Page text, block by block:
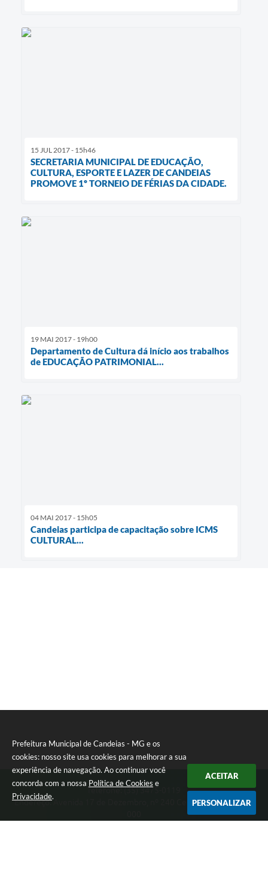
Prefeitura Municipal de Candeias - MG e os
cookies: nosso site usa cookies para melhorar a sua
experiência de navegação. Ao continuar você
concorda com a nossa Política de Cookies e
Privacidade.
ACEITAR
PERSONALIZAR
15 JUL 2017 - 15h46
SECRETARIA MUNICIPAL DE EDUCAÇÃO,
CULTURA, ESPORTE E LAZER DE CANDEIAS
PROMOVE 1º TORNEIO DE FÉRIAS DA CIDADE.
19 MAI 2017 - 19h00
Departamento de Cultura dá início aos trabalhos
de EDUCAÇÃO PATRIMONIAL...
04 MAI 2017 - 15h05
Candeias participa de capacitação sobre ICMS
CULTURAL...
Telefone: (35) 3475-0119
Endereço: Avenida 17 de Dezembro, nº 240 Centro | CEP: 37280-